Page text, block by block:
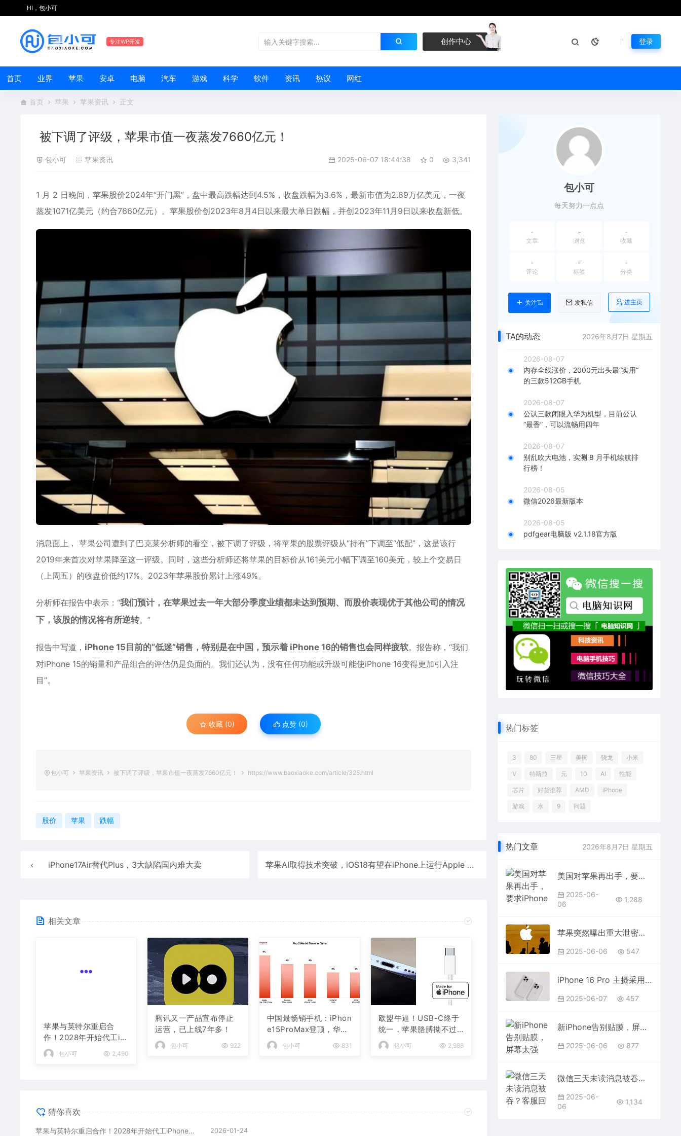
HI，包小可
专注WP开发 创作中心 登录
首页 业界 苹果 安卓 电脑 汽车 游戏 科学 软件 资讯 热议 网红
首页 苹果 苹果资讯 正文
被下调了评级，苹果市值一夜蒸发7660亿元！
包小可 苹果资讯 2025-06-07 18:44:38 0 3,341
1 月 2 日晚间， 苹果股价2024年“开门黑”，盘中最高跌幅达到4.5%，收盘跌幅为3.6%，最新市值为2.89万亿美元，一夜
蒸发1071亿美元（约合7660亿元）。苹果股价创2023年8月4日以来最大单日跌幅，并创2023年11月9日以来收盘新低。
消息面上， 苹果公司遭到了巴克莱分析师的看空，被下调了评级，将苹果的股票评级从“持有”下调至“低配”，这是该行
2019年来首次对苹果降至这一评级。同时，这些分析师还将苹果的目标价从161美元小幅下调至160美元，较上个交易日
（上周五）的收盘价低约17%。2023年苹果股价累计上涨49%。
分析师在报告中表示：“我们预计，在苹果过去一年大部分季度业绩都未达到预期、而股价表现优于其他公司的情况
下，该股的情况将有所逆转。”
报告中写道， iPhone 15目前的“低迷”销售，特别是在中国，预示着 iPhone 16的销售也会同样疲软。报告称，“我们
对iPhone 15的销量和产品组合的评估仍是负面的。我们还认为，没有任何功能或升级可能使iPhone 16变得更加引入注
目”。
收藏 (0) 点赞 (0)
包小可 苹果资讯 被下调了评级，苹果市值一夜蒸发7660亿元！ https://www.baoxiaoke.com/article/325.html
股价 苹果 跌幅
iPhone17Air替代Plus，3大缺陷国内难大卖 苹果AI取得技术突破，iOS18有望在iPhone上运行Apple GPT
相关文章
作！2028年开始代工iP
hone的A22芯片
腾讯又一产品宣布停止
运营，已上线7年多！
包小可 922
中国最畅销手机：iPhon
e15ProMax登顶，华为
Mate60 Pro排名第二
包小可 831
欧盟牛逼！USB-C终于
统一，苹果胳膊拗不过
大腿
包小可 2,988
包小可
每天努力一点点
-
文章
-
浏览
-
收藏
-
评论
-
标签
-
分类
关注Ta 发私信 进主页
TA的动态 2026年8月7日 星期五
2026-08-07
内存全线涨价，2000元出头最“实用”
的三款512GB手机
2026-08-07
公认三款闭眼入华为机型，目前公认
“最香”，可以流畅用四年
2026-08-07
别乱吹大电池，实测 8 月手机续航排
行榜！
2026-08-05
微信2026最新版本
2026-08-05
pdfgear电脑版 v2.1.18官方版
热门标签
3 80 三星 美国 骁龙 小米
V 特斯拉 元 10 AI 性能
芯片 好货推荐 AMD iPhone
游戏 水 9 问题
热门文章 2026年8月7日 星期五
美国对苹果再出手，要求iPhone不得禁止第三方维修
2025-06-
06
1,288
苹果突然曝出重大泄密事件，内鬼泄密多款新品
2025-06-06 547
iPhone 16 Pro 主摄采用堆叠式传感器，超广角升级至 4800 万像素
2025-06-07 457
新iPhone告别贴膜，屏幕太强了！
2025-06-06 877
微信三天未读消息被吞？客服回应
2025-06-
06
1,134